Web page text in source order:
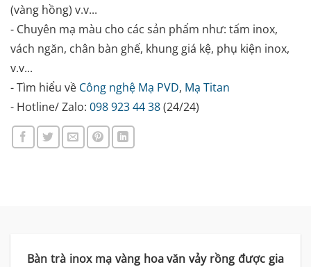
(vàng hồng) v.v...
- Chuyên mạ màu cho các sản phẩm như: tấm inox,
vách ngăn, chân bàn ghế, khung giá kệ, phụ kiện inox,
v.v...
- Tìm hiểu về Công nghệ Mạ PVD, Mạ Titan
- Hotline/ Zalo: 098 923 44 38(24/24)
Bàn trà inox mạ vàng hoa văn vảy rồng được gia